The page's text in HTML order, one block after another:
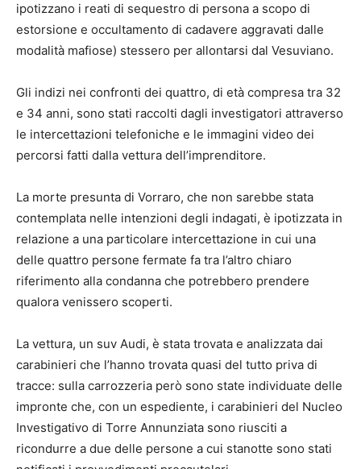
ipotizzano i reati di sequestro di persona a scopo di
estorsione e occultamento di cadavere aggravati dalle
modalità mafiose) stessero per allontarsi dal Vesuviano.
Gli indizi nei confronti dei quattro, di età compresa tra 32
e 34 anni, sono stati raccolti dagli investigatori attraverso
le intercettazioni telefoniche e le immagini video dei
percorsi fatti dalla vettura dell’imprenditore.
La morte presunta di Vorraro, che non sarebbe stata
contemplata nelle intenzioni degli indagati, è ipotizzata in
relazione a una particolare intercettazione in cui una
delle quattro persone fermate fa tra l’altro chiaro
riferimento alla condanna che potrebbero prendere
qualora venissero scoperti.
La vettura, un suv Audi, è stata trovata e analizzata dai
carabinieri che l’hanno trovata quasi del tutto priva di
tracce: sulla carrozzeria però sono state individuate delle
impronte che, con un espediente, i carabinieri del Nucleo
Investigativo di Torre Annunziata sono riusciti a
ricondurre a due delle persone a cui stanotte sono stati